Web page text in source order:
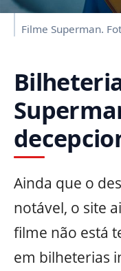
Filme Superman.
Ainda que o
notável, o site
filme não está
em bilheterias